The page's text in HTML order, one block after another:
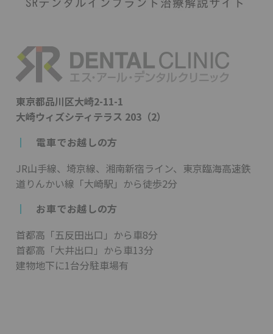
東京都品川区大崎2-11-1
大崎ウィズシティテラス 203（2）
┃
電車でお越しの方
JR山手線、埼京線、湘南新宿ライン、東京臨海高速鉄
道りんかい線「大崎駅」から徒歩2分
┃
お車でお越しの方
首都高「五反田出口」から車8分
首都高「大井出口」から車13分
建物地下に1台分駐車場有